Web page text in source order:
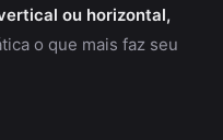
ou horizontal,
o que mais faz seu